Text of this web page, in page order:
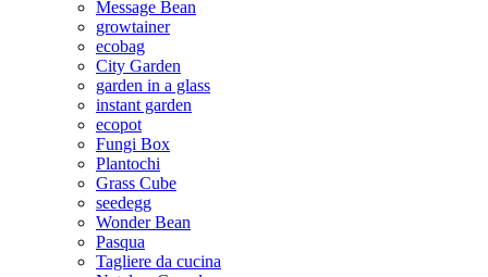
Message Bean
growtainer
ecobag
City Garden
garden in a glass
instant garden
ecopot
Fungi Box
Plantochi
Grass Cube
seedegg
Wonder Bean
Pasqua
Tagliere da cucina